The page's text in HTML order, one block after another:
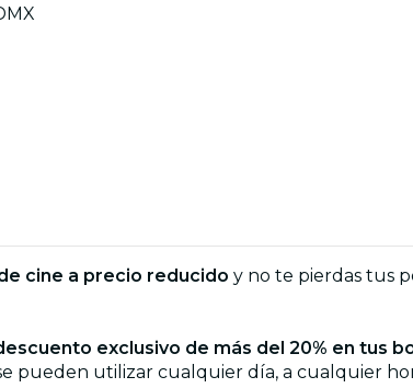
cine a precio reducido y no te pierdas tus
exclusivo de más del 20% en tus
pueden utilizar cualquier día, a cualquier